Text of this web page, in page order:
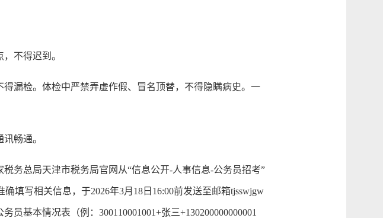
不得迟到。
漏检。体检中严禁弄虚作假、冒名顶替，不得隐瞒病史。一
畅通。
总局天津市税务局官网从“信息公开-人事信息-公务员招考”
填写相关信息，于2026年3月18日16:00前发送至邮箱tjsswjgw
基本情况表（例：300110001001+张三+130200000000001